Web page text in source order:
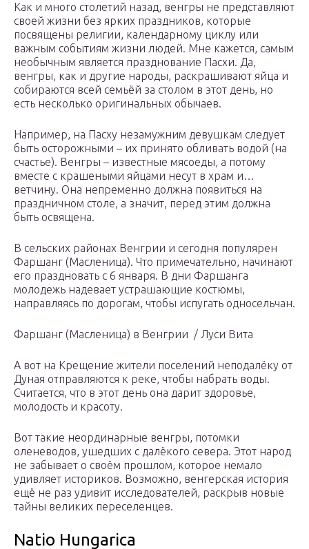
Как и много столетий назад, венгры не представляют
своей жизни без ярких праздников, которые
посвящены религии, календарному циклу или
важным событиям жизни людей. Мне кажется, самым
необычным является празднование Пасхи. Да,
венгры, как и другие народы, раскрашивают яйца и
собираются всей семьёй за столом в этот день, но
есть несколько оригинальных обычаев.
Например, на Пасху незамужним девушкам следует
быть осторожными – их принято обливать водой (на
счастье). Венгры – известные мясоеды, а потому
вместе с крашеными яйцами несут в храм и…
ветчину. Она непременно должна появиться на
праздничном столе, а значит, перед этим должна
быть освящена.
В сельских районах Венгрии и сегодня популярен
Фаршанг (Масленица). Что примечательно, начинают
его праздновать с 6 января. В дни Фаршанга
молодежь надевает устрашающие костюмы,
направляясь по дорогам, чтобы испугать односельчан.
Фаршанг (Масленица) в Венгрии / Луси Вита
А вот на Крещение жители поселений неподалёку от
Дуная отправляются к реке, чтобы набрать воды.
Считается, что в этот день она дарит здоровье,
молодость и красоту.
Вот такие неординарные венгры, потомки
оленеводов, ушедших с далёкого севера. Этот народ
не забывает о своём прошлом, которое немало
удивляет историков. Возможно, венгерская история
ещё не раз удивит исследователей, раскрыв новые
тайны великих переселенцев.
Natio Hungarica